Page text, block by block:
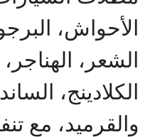
الأحواش،
الشعر،
الكلادينج،
والقرميد، مع